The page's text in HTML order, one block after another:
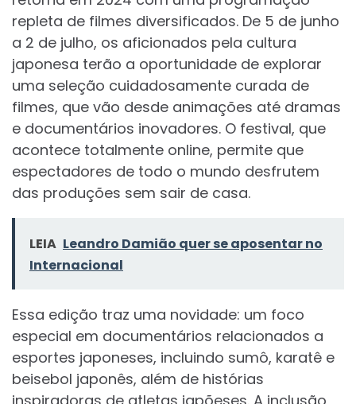
repleta de filmes diversificados. De 5 de junho
a 2 de julho, os aficionados pela cultura
japonesa terão a oportunidade de explorar
uma seleção cuidadosamente curada de
filmes, que vão desde animações até dramas
e documentários inovadores. O festival, que
acontece totalmente online, permite que
espectadores de todo o mundo desfrutem
das produções sem sair de casa.
LEIA Leandro Damião quer se aposentar no
Internacional
Essa edição traz uma novidade: um foco
especial em documentários relacionados a
esportes japoneses, incluindo sumô, karatê e
beisebol japonês, além de histórias